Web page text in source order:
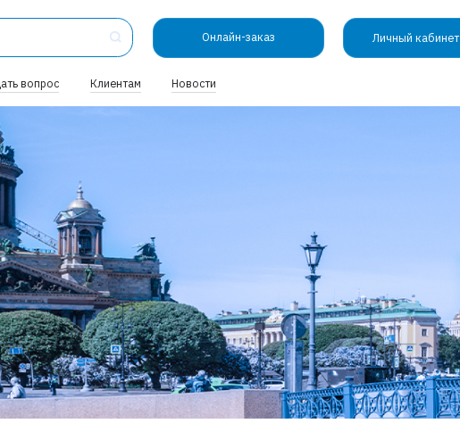
Онлайн-заказ Личный кабинет
вопрос Клиентам Новости